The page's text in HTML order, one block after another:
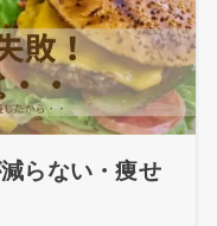
らない・痩せ